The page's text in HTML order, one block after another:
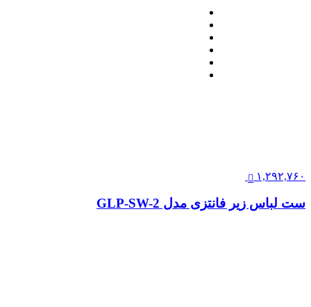
۱,۲۹۲,۷۶۰
ست لباس زیر فانتزی مدل GLP-SW-2